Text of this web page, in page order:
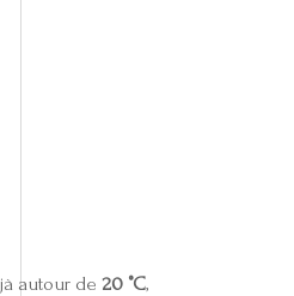
autour de 20 °C,